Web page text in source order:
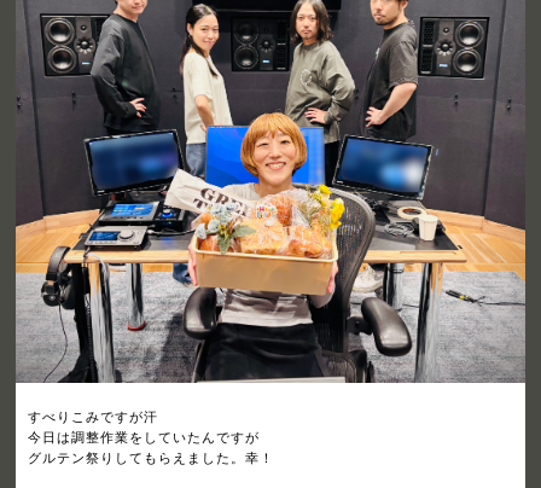
すべりこみですが汗
今日は調整作業をしていたんですが
グルテン祭りしてもらえました。幸！